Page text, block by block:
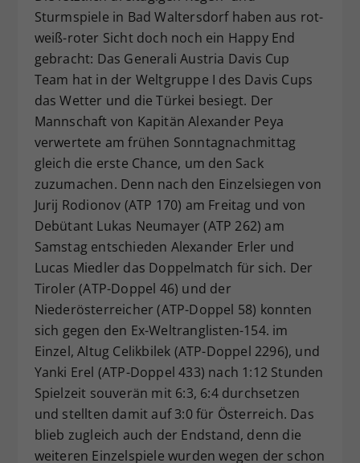
Sturmspiele in Bad Waltersdorf haben aus rot-
weiß-roter Sicht doch noch ein Happy End
gebracht: Das Generali Austria Davis Cup
Team hat in der Weltgruppe I des Davis Cups
das Wetter und die Türkei besiegt. Der
Mannschaft von Kapitän Alexander Peya
verwertete am frühen Sonntagnachmittag
gleich die erste Chance, um den Sack
zuzumachen. Denn nach den Einzelsiegen von
Jurij Rodionov (ATP 170) am Freitag und von
Debütant Lukas Neumayer (ATP 262) am
Samstag entschieden Alexander Erler und
Lucas Miedler das Doppelmatch für sich. Der
Tiroler (ATP-Doppel 46) und der
Niederösterreicher (ATP-Doppel 58) konnten
sich gegen den Ex-Weltranglisten-154. im
Einzel, Altug Celikbilek (ATP-Doppel 2296), und
Yanki Erel (ATP-Doppel 433) nach 1:12 Stunden
Spielzeit souverän mit 6:3, 6:4 durchsetzen
und stellten damit auf 3:0 für Österreich. Das
blieb zugleich auch der Endstand, denn die
weiteren Einzelspiele wurden wegen der schon
Zweck
Dieser Wert speichert Ihre Consent-
Einstellungen. Unter anderem eine
zufällig generierte ID, für die
historische Speicherung Ihrer
vorgenommen Einstellungen, falls der
Webseiten-Betreiber dies eingestellt
hat.